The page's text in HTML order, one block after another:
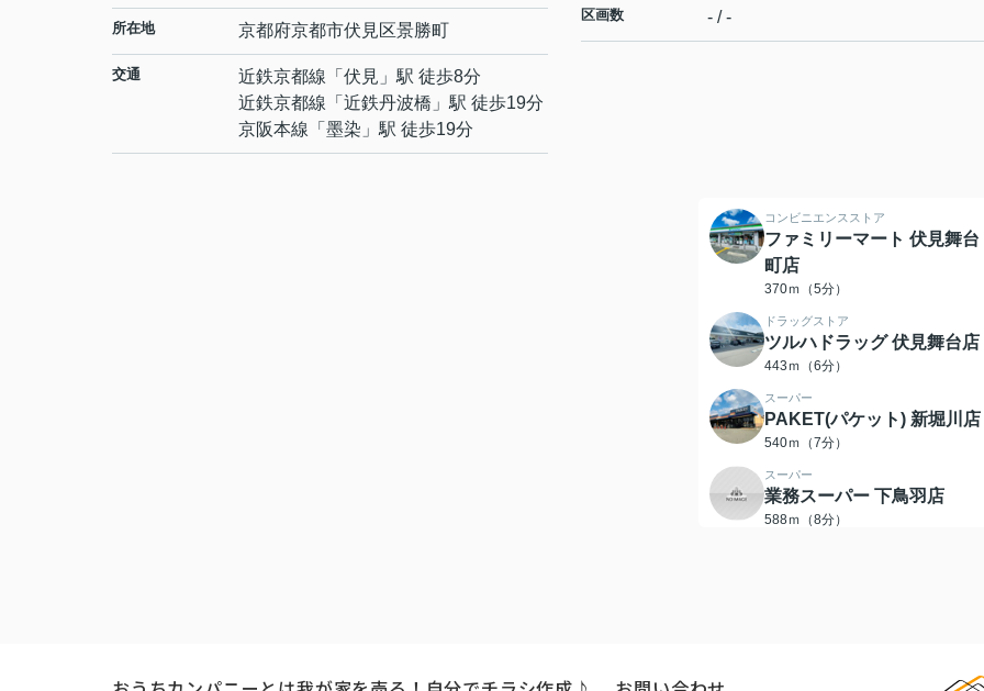
所在地 京都府京都市伏見区景勝町
交通 近鉄京都線 「 伏見 」駅 徒歩8分
近鉄京都線 「 近鉄丹波橋 」駅 徒歩19分
京阪本線 「 墨染 」駅 徒歩19分
区画数 - / -
コンビニエンスストア
ファミリーマート 伏見舞台
町店
370ｍ（5分）
ドラッグストア
ツルハドラッグ 伏見舞台店
443ｍ（6分）
スーパー
PAKET(パケット) 新堀川店
540ｍ（7分）
スーパー
業務スーパー 下鳥羽店
588ｍ（8分）